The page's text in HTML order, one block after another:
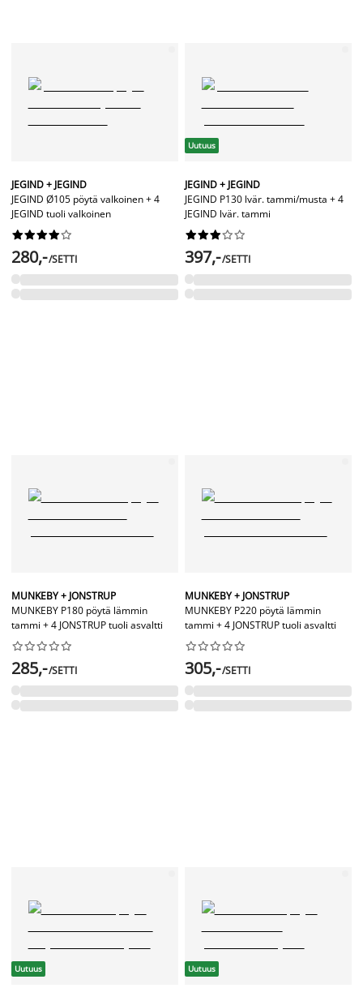
JEGIND + JEGIND
JEGIND Ø105 pöytä valkoinen + 4
JEGIND tuoli valkoinen






280,-/SETTI
Uutuus
JEGIND + JEGIND
JEGIND P130 lvär. tammi/musta + 4
JEGIND lvär. tammi






397,-/SETTI
MUNKEBY + JONSTRUP
MUNKEBY P180 pöytä lämmin
tammi + 4 JONSTRUP tuoli asvaltti






285,-/SETTI
MUNKEBY + JONSTRUP
MUNKEBY P220 pöytä lämmin
tammi + 4 JONSTRUP tuoli asvaltti






305,-/SETTI
Uutuus Uutuus